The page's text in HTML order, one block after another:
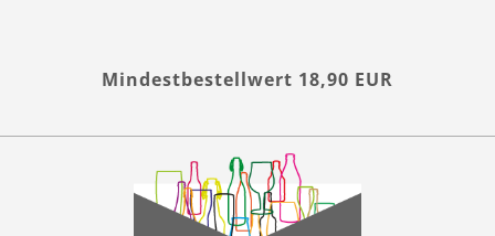
Mindestbestellwert 18,90 EUR